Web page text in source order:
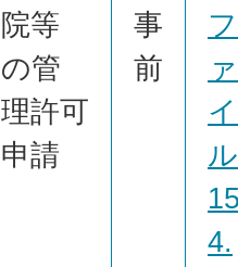
院等
の管
理許可
申請
事
前
フ
ァ
イ
4.